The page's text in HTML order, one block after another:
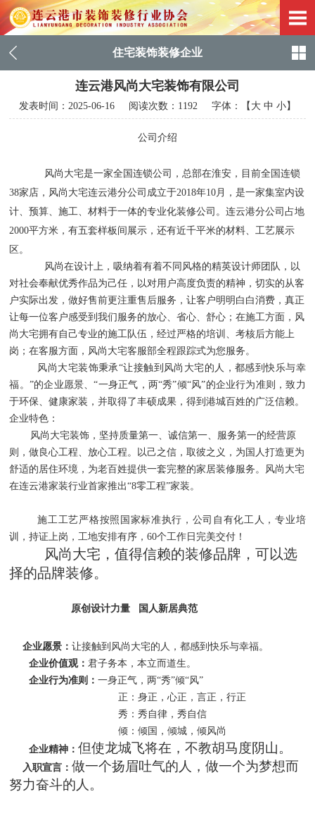
住宅装饰装修企业
连云港风尚大宅装饰有限公司
发表时间： 2025-06-16阅读次数：1192 字体：【 大 中 小】
公司介绍
风尚大宅是一家全国连锁公司，总部在淮安，目前全国连锁
38家店，风尚大宅连云港分公司成立于2018年10月，是一家集室内设
计、预算、施工、材料于一体的专业化装修公司。连云港分公司占地
2000平方米，有五套样板间展示，还有近千平米的材料、工艺展示
区。
风尚在设计上，吸纳着有着不同风格的精英设计师团队，以
对社会奉献优秀作品为己任，以对用户高度负责的精神，切实的从客
户实际出发，做好售前更注重售后服务，让客户明明白白消费，真正
让每一位客户感受到我们服务的放心、省心、舒心；在施工方面，风
尚大宅拥有自己专业的施工队伍，经过严格的培训、考核后方能上
岗；在客服方面，风尚大宅客服部全程跟踪式为您服务。
风尚大宅装饰秉承“让接触到风尚大宅的人，都感到快乐与幸
福。”的企业愿景、“一身正气，两“秀”倾“风”的企业行为准则，致力
于环保、健康家装，并取得了丰硕成果，得到港城百姓的广泛信赖。
企业特色：
风尚大宅装饰，坚持质量第一、诚信第一、服务第一的经营原
则，做良心工程、放心工程。以己之信，取彼之义，为国人打造更为
舒适的居住环境，为老百姓提供一套完整的家居装修服务。 风尚大宅
在连云港家装行业首家推出“8零工程”家装。
施工工艺严格按照国家标准执行，公司自有化工人，专业培
训，持证上岗，工地安排有序，60个工作日完美交付！
风尚大宅，值得信赖的装修品牌，可以选
择的品牌装修。
原创设计力量 国人新居典范
企业愿景：让接触到风尚大宅的人，都感到快乐与幸福。
企业价值观：君子务本，本立而道生。
企业行为准则：一身正气，两“秀”倾“风”
正：身正，心正，言正，行正
秀：秀自律，秀自信
倾：倾国，倾城，倾风尚
企业精神：但使龙城飞将在，不教胡马度阴山。
入职宣言：做一个扬眉吐气的人，做一个为梦想而
努力奋斗的人。